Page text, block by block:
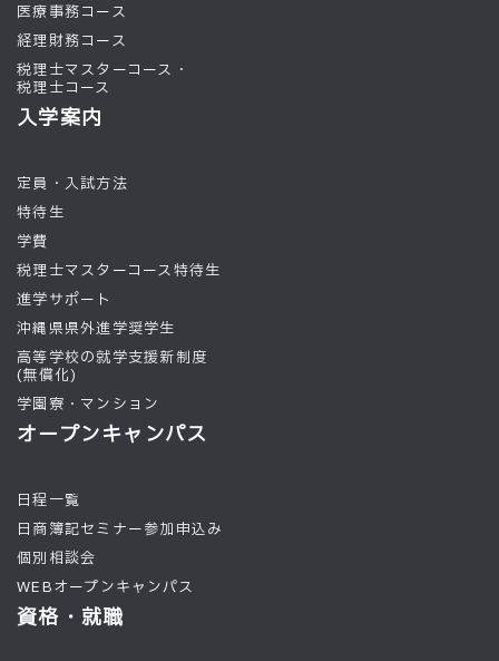
医療事務コース
経理財務コース
税理士マスターコース・
税理士コース
入学案内
定員・入試方法
特待生
学費
税理士マスターコース特待生
進学サポート
沖縄県県外進学奨学生
高等学校の就学支援新制度
(無償化)
学園寮・マンション
オープンキャンパス
日程一覧
日商簿記セミナー参加申込み
個別相談会
WEBオープンキャンパス
資格・就職